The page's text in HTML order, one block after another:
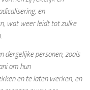
en
wat weer leidt tot zulke
dergelijke personen, zoals
om hun
en te laten werken, en